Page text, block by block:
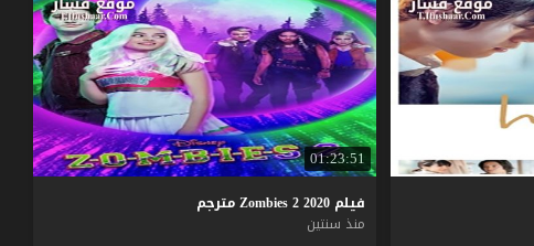
01:23:51
فيلم Zombies 2 2020
مترجم
منذ سنتين